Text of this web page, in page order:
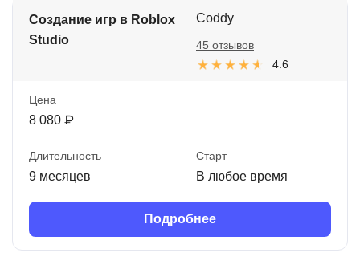
Создание игр в Roblox
Studio
Coddy
4.6
45 отзывов
Цена
8 080 ₽
Длительность
9 месяцев
Старт
В любое время
Подробнее